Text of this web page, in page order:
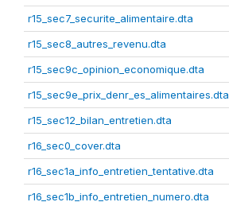
r15_sec7_securite_alimentaire.dta
r15_sec8_autres_revenu.dta
r15_sec9c_opinion_economique.dta
r15_sec9e_prix_denr_es_alimentaires.dta
r15_sec12_bilan_entretien.dta
r16_sec0_cover.dta
r16_sec1a_info_entretien_tentative.dta
r16_sec1b_info_entretien_numero.dta